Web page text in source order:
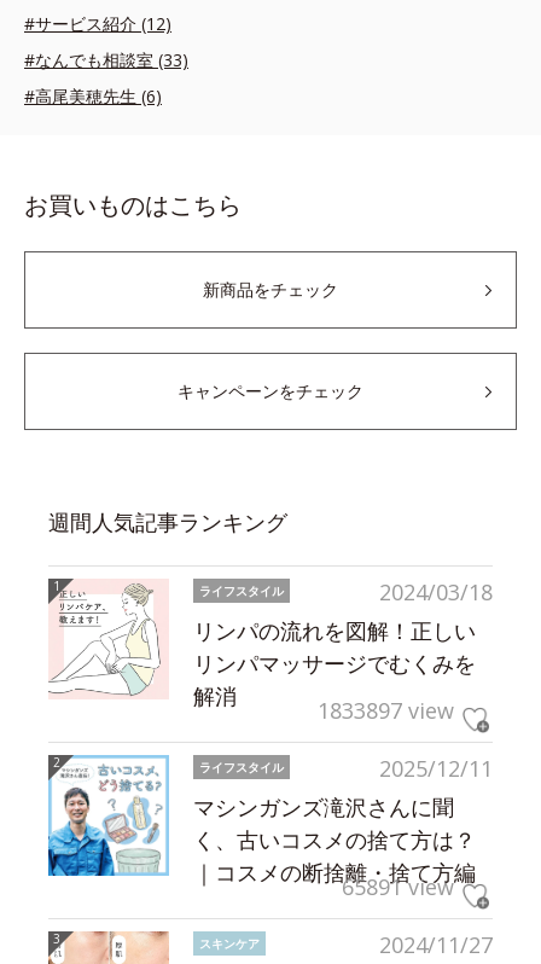
#サービス紹介 (12)
#なんでも相談室 (33)
#高尾美穂先生 (6)
お買いものはこちら
新商品をチェック
キャンペーンをチェック
週間人気記事ランキング
2024/03/18
ライフスタイル
リンパの流れを図解！正しい
リンパマッサージでむくみを
解消
1833897 view
2025/12/11
ライフスタイル
マシンガンズ滝沢さんに聞
く、古いコスメの捨て方は？
｜コスメの断捨離・捨て方編
65891 view
2024/11/27
スキンケア